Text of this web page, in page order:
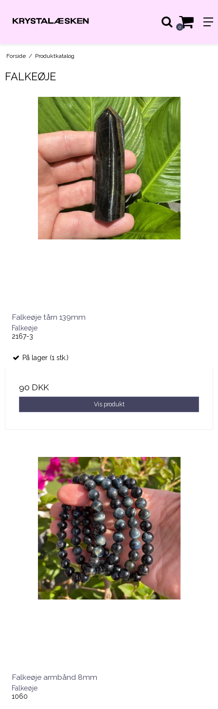
0
Forside / Produktkatalog
FALKEØJE
Falkeøje tårn 139mm
Falkeøje
2167-3
På lager (1 stk.)
90 DKK
Vis produkt
Falkeøje armbånd 8mm
Falkeøje
1060